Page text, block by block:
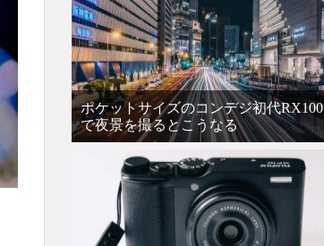
ポケットサイズのコンデジ初代RX100
で夜景を撮るとこうなる